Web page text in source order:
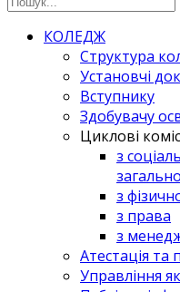
КОЛЕДЖ
Структура
Установчі
Вступнику
Здобувачу
Циклові
з
з
з права
з
Атестація та
Управління